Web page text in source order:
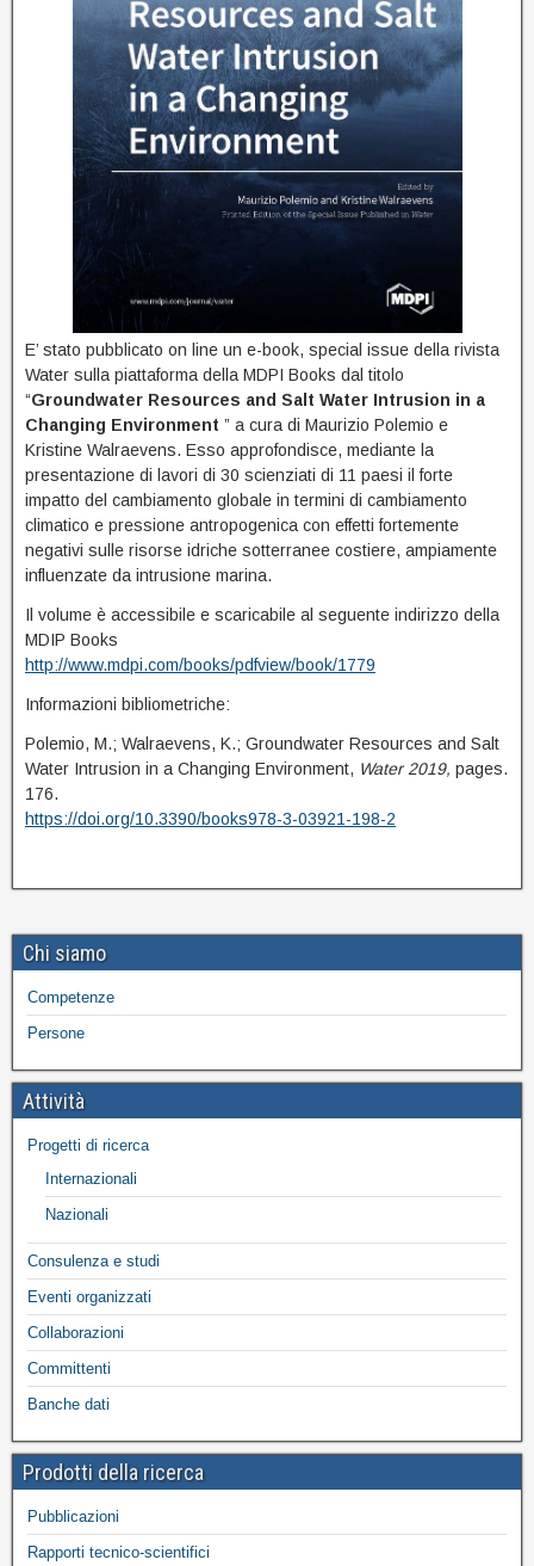
E’ stato pubblicato on line un e-book, special issue della rivista
Water sulla piattaforma della MDPI Books dal titolo
“Groundwater Resources and Salt Water Intrusion in a
Changing Environment ” a cura di Maurizio Polemio e
Kristine Walraevens. Esso approfondisce, mediante la
presentazione di lavori di 30 scienziati di 11 paesi il forte
impatto del cambiamento globale in termini di cambiamento
climatico e pressione antropogenica con effetti fortemente
negativi sulle risorse idriche sotterranee costiere, ampiamente
influenzate da intrusione marina.
Il volume è accessibile e scaricabile al seguente indirizzo della
MDIP Books
http://www.mdpi.com/books/pdfview/book/1779
Informazioni bibliometriche:
Polemio, M.; Walraevens, K.; Groundwater Resources and Salt
Water Intrusion in a Changing Environment, Water 2019, pages.
176.
https://doi.org/10.3390/books978-3-03921-198-2
Chi siamo
Competenze
Persone
Attività
Progetti di ricerca
Internazionali
Nazionali
Consulenza e studi
Eventi organizzati
Collaborazioni
Committenti
Banche dati
Prodotti della ricerca
Pubblicazioni
Rapporti tecnico-scientifici